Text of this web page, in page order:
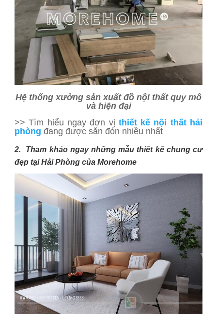
Hệ thống xưởng sản xuất đồ nội thất quy mô
và hiện đại
>> Tìm hiểu ngay đơn vị thiết kế nội thất hải
phòng đang được săn đón nhiều nhất
2. Tham khảo ngay những mẫu thiết kế chung cư
đẹp tại Hải Phòng của Morehome